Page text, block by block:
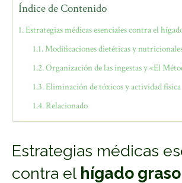
Índice de Contenido
Estrategias médicas esenciales contra el
Modificaciones dietéticas y
Organización de las ingestas y «El
Eliminación de tóxicos y actividad física
Relacionado
Estrategias médicas
contra el hígado graso